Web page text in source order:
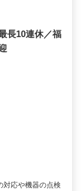
長10連休／福
対応や機器の点検